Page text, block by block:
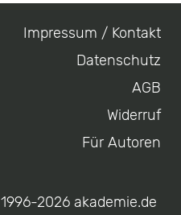
Impressum / Kontakt
Datenschutz
AGB
Widerruf
Für Autoren
1996-2026 akademie.de